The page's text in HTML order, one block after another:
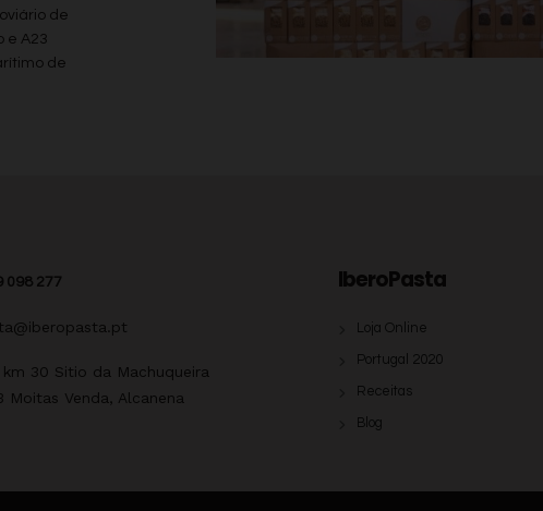
de
e A23
de
098 277
km 30 Sitio da Machuqueira
Moitas Venda, Alcanena
IberoPasta
Loja Online
Portugal 2020
Receitas
Blog